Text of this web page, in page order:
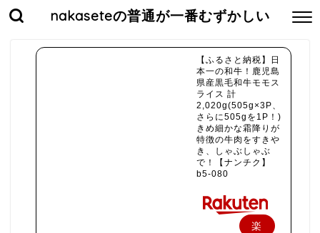
nakaseteの普通が一番むずかしい
【ふるさと納税】日
本一の和牛！鹿児島
県産黒毛和牛モモス
ライス 計
2,020g(505g×3P、
さらに505gを1P！)
きめ細かな霜降りが
特徴の牛肉をすきや
き、しゃぶしゃぶ
で！【ナンチク】
b5-080
楽